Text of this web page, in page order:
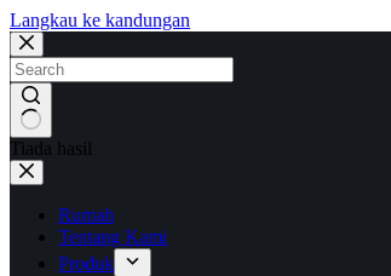
Langkau ke kandungan
Tiada hasil
Rumah
Tentang Kami
Produk